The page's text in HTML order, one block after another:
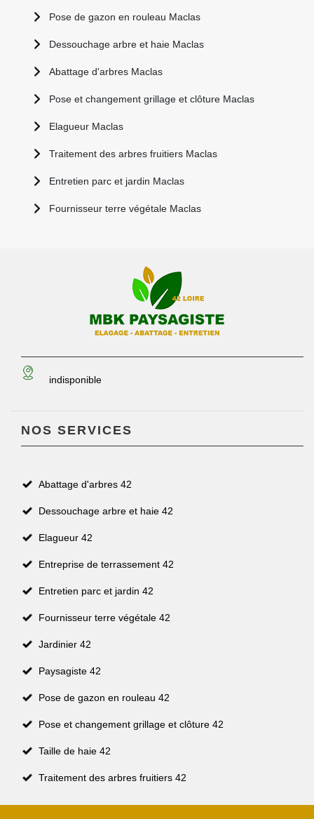
Pose de gazon en rouleau Maclas
Dessouchage arbre et haie Maclas
Abattage d'arbres Maclas
Pose et changement grillage et clôture Maclas
Elagueur Maclas
Traitement des arbres fruitiers Maclas
Entretien parc et jardin Maclas
Fournisseur terre végétale Maclas
indisponible
NOS SERVICES
Abattage d'arbres 42
Dessouchage arbre et haie 42
Elagueur 42
Entreprise de terrassement 42
Entretien parc et jardin 42
Fournisseur terre végétale 42
Jardinier 42
Paysagiste 42
Pose de gazon en rouleau 42
Pose et changement grillage et clôture 42
Taille de haie 42
Traitement des arbres fruitiers 42